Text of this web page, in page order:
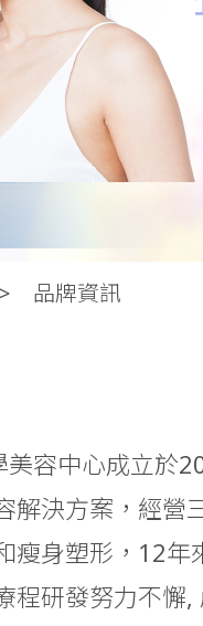
品牌資訊
美容中心成立於
解決方案，經營
瘦身塑形，12年
程研發努力不懈,